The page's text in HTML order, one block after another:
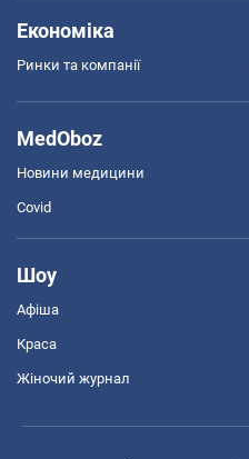
Економіка
Ринки та компанії
MedOboz
Новини медицини
Covid
Шоу
Афіша
Краса
Жіночий журнал